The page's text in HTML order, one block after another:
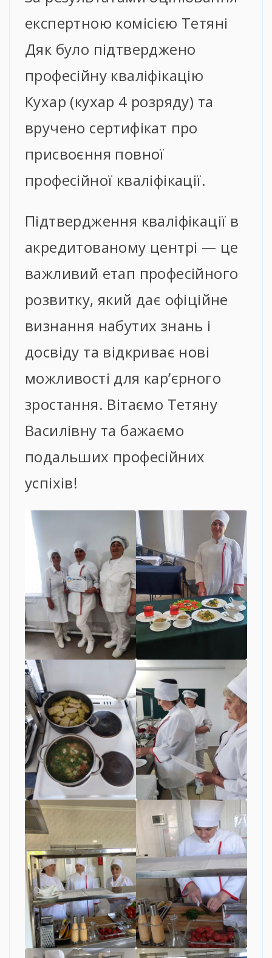
експертною комісією Тетяні
Дяк було підтверджено
професійну кваліфікацію
Кухар (кухар 4 розряду) та
вручено сертифікат про
присвоєння повної
професійної кваліфікації.
Підтвердження кваліфікації в
акредитованому центрі — це
важливий етап професійного
розвитку, який дає офіційне
визнання набутих знань і
досвіду та відкриває нові
можливості для кар’єрного
зростання. Вітаємо Тетяну
Василівну та бажаємо
подальших професійних
успіхів!